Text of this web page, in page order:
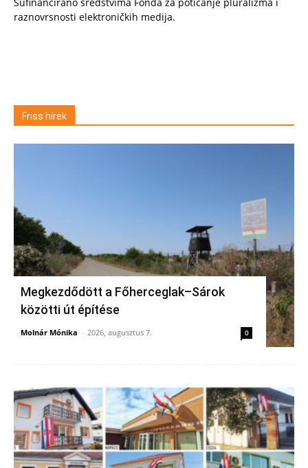
raznovrsnosti elektroničkih medija.
Friss hírek
Megkezdődött a Főherceglak–Sárok
közötti út építése
Molnár Mónika - 2026, augusztus 7. 0